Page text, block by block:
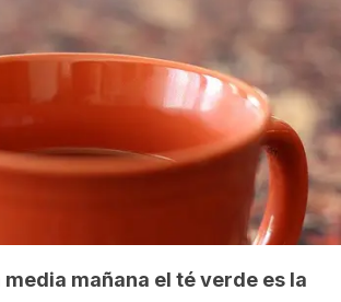
media mañana el té verde es la